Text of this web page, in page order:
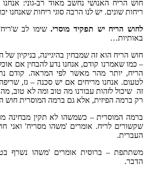
ריחות שונים. יש לנו הרבה סוגי ריחות שאנחנו
לחוש הריח יש תפקיד מוסרי.שימו לב ש'ריח'
באותיות…
חוש הריח הוא זה שמבחין בהיגיינה, בניקיון
– כמו שאמרנו קודם, אנחנו נדע להבחין אם
הריח, יותר מהר מאשר לפי המראה. קודם
לטעום. אנחנו מריחים אם יש סכנה – גז,
זה שיכול לזהות עבורנו מה טוב ומה לא טוב,
רק ברמה הפיזית, אלא גם ברמה המוסרית חוש
ברמה המוסרית – כשמשהו לא תקין מבחינה
שקשורים לריח. אומרים 'משהו מסריח' ואני
העברית.
משתתפת – ברוסית אומרים 'משהו נשרף
הדבר.